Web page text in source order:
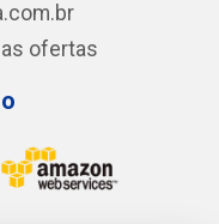
ofertas